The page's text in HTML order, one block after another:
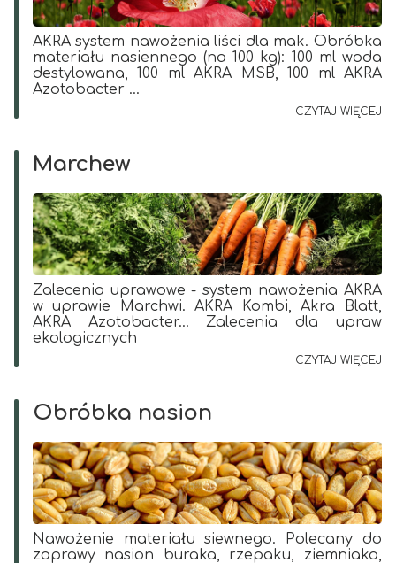
AKRA system nawożenia liści dla mak. Obróbka
materiału nasiennego (na 100 kg): 100 ml woda
destylowana, 100 ml AKRA MSB, 100 ml AKRA
Azotobacter ...
CZYTAJ WIĘCEJ
Marchew
Zalecenia uprawowe - system nawożenia AKRA
w uprawie Marchwi. AKRA Kombi, Akra Blatt,
AKRA Azotobacter... Zalecenia dla upraw
ekologicznych
CZYTAJ WIĘCEJ
Obróbka nasion
Nawożenie materiału siewnego. Polecany do
zaprawy nasion buraka, rzepaku, ziemniaka,